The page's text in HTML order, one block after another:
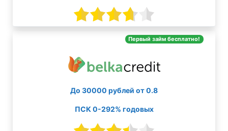
Первый займ бесплатно!
До 30000 рублей от 0.8
ПСК 0-292% годовых